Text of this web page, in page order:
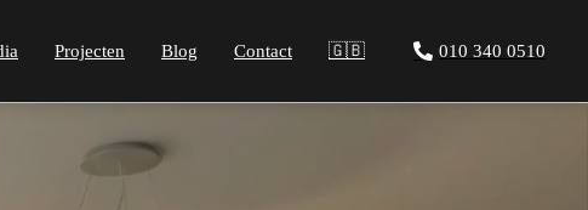
Projecten Blog Contact 🇬🇧 010 340 0510